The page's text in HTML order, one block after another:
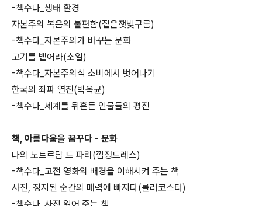
-책수다_생태 환경
자본주의 복음의 불편함(짙은잿빛구름)
-책수다_자본주의가 바꾸는 문화
고기를 뱉어라(소일)
-책수다_자본주의식 소비에서 벗어나기
한국의 좌파 열전(박옥균)
-책수다_세계를 뒤흔든 인물들의 평전
책, 아름다움을 꿈꾸다 - 문화
나의 노트르담 드 파리(껌정드레스)
-책수다_고전 영화의 배경을 이해시켜 주는 책
사진, 정지된 순간의 매력에 빠지다(롤러코스터)